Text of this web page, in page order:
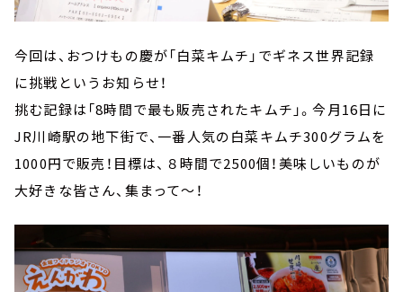
今回は、おつけもの慶が「白菜キムチ」でギネス世界記録
に挑戦というお知らせ！
挑む記録は「8時間で最も販売されたキムチ」。今月16日に
JR川崎駅の地下街で、一番人気の白菜キムチ300グラムを
1000円で販売！目標は、８時間で2500個！美味しいものが
大好きな皆さん、集まって～！